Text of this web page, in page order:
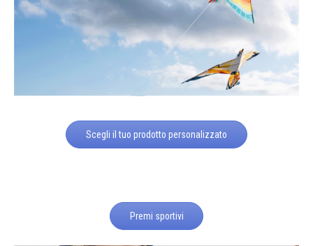
Scegli il tuo prodotto personalizzato
Premi sportivi